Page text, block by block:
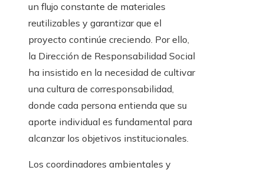
un flujo constante de materiales
reutilizables y garantizar que el
proyecto continúe creciendo. Por ello,
la Dirección de Responsabilidad Social
ha insistido en la necesidad de cultivar
una cultura de corresponsabilidad,
donde cada persona entienda que su
aporte individual es fundamental para
alcanzar los objetivos institucionales.
Los coordinadores ambientales y